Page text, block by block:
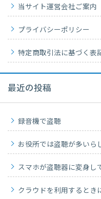
当サイト運営会社ご案内
プライバシーポリシー
特定商取引法に基づく表
最近の投稿
録音機で盗聴
お役所では盗聴が多いら
スマホが盗聴器に変身し
クラウドを利用するとき